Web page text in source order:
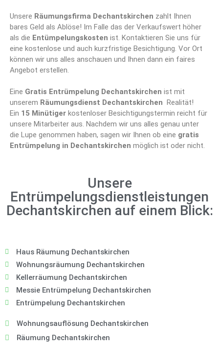
Unsere Räumungsfirma Dechantskirchen zahlt Ihnen
bares Geld als Ablöse! Im Falle das der Verkaufswert höher
als die Entümpelungskosten ist. Kontaktieren Sie uns für
eine kostenlose und auch kurzfristige Besichtigung. Vor Ort
können wir uns alles anschauen und Ihnen dann ein faires
Angebot erstellen.
Eine Gratis Entrümpelung Dechantskirchen ist mit
unserem Räumungsdienst Dechantskirchen Realität!
Ein 15 Minütiger kostenloser Besichtigungstermin reicht für
unsere Mitarbeiter aus. Nachdem wir uns alles genau unter
die Lupe genommen haben, sagen wir Ihnen ob eine gratis
Entrümpelung in Dechantskirchen möglich ist oder nicht.
Unsere
Entrümpelungsdienstleistungen
Dechantskirchen auf einem Blick:
Haus Räumung Dechantskirchen
Wohnungsräumung Dechantskirchen
Kellerräumung Dechantskirchen
Messie Entrümpelung Dechantskirchen
Entrümpelung Dechantskirchen
Wohnungsauflösung Dechantskirchen
Räumung Dechantskirchen